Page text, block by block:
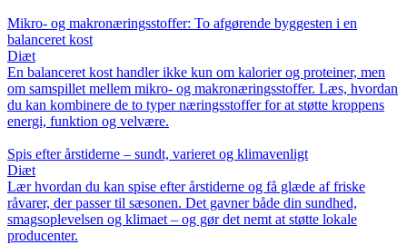
Mikro- og makronæringsstoffer: To afgørende byggesten i en
balanceret kost
Diæt
En balanceret kost handler ikke kun om kalorier og proteiner, men
om samspillet mellem mikro- og makronæringsstoffer. Læs, hvordan
du kan kombinere de to typer næringsstoffer for at støtte kroppens
energi, funktion og velvære.
Spis efter årstiderne – sundt, varieret og klimavenligt
Diæt
Lær hvordan du kan spise efter årstiderne og få glæde af friske
råvarer, der passer til sæsonen. Det gavner både din sundhed,
smagsoplevelsen og klimaet – og gør det nemt at støtte lokale
producenter.